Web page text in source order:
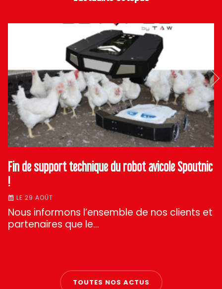
Fin de support technique du robot avicole Spoutnic
!
LE 29 AOÛT
Nous informons l’ensemble de nos clients et
partenaires que le…
TOUTES NOS ACTUS